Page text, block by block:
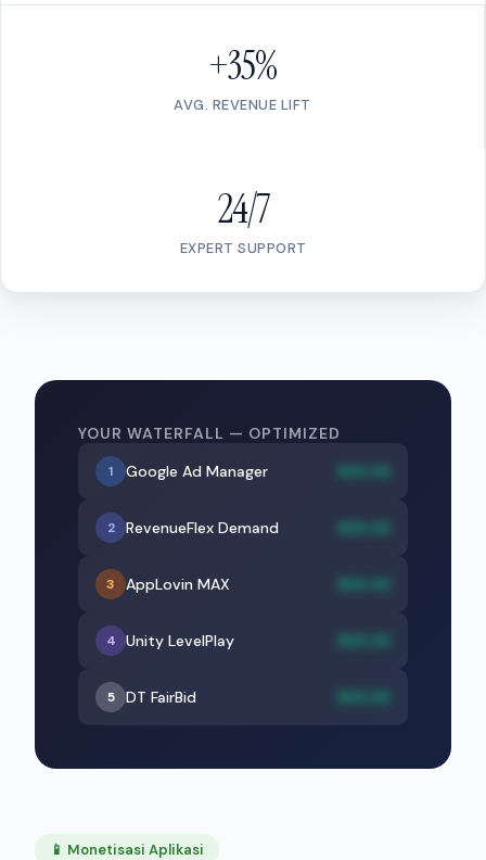
+35%
AVG. REVENUE LIFT
24/7
EXPERT SUPPORT
📱 Monetisasi Aplikasi
YOUR WATERFALL — OPTIMIZED
1 Google Ad Manager
2 RevenueFlex Demand
3 AppLovin MAX
4 Unity LevelPlay
5 DT FairBid